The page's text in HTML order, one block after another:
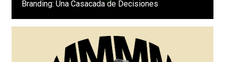
Branding: Una Casacada de Decisiones